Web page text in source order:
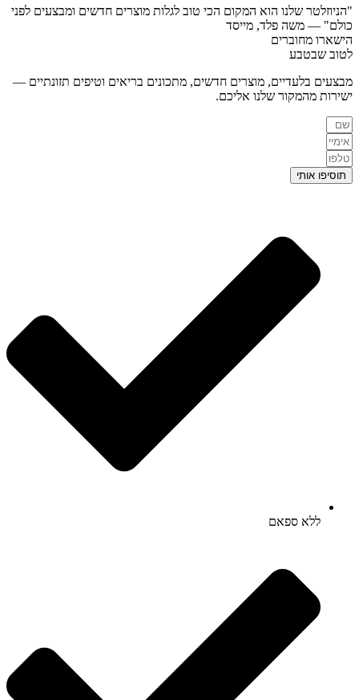
"הניוזלטר שלנו הוא המקום הכי טוב לגלות מוצרים חדשים ומבצעים לפני
כולם" — משה פלד, מייסד
הישארו מחוברים
לטוב שבטבע
מבצעים בלעדיים, מוצרים חדשים, מתכונים בריאים וטיפים תזונתיים —
ישירות מהמקור שלנו אליכם.
תוסיפו אותי
ללא ספאם